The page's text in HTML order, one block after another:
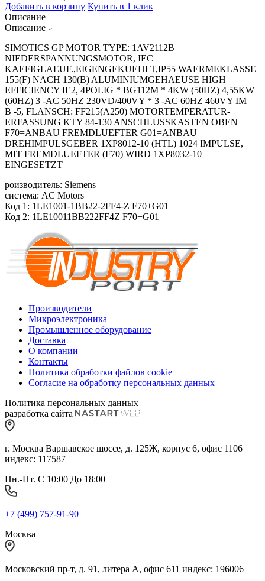
Добавить в корзину Купить в 1 клик
Описание
Описание
SIMOTICS GP MOTOR TYPE: 1AV2112B
NIEDERSPANNUNGSMOTOR, IEC
KAEFIGLAEUF.,EIGENGEKUEHLT,IP55 WAERMEKLASSE
155(F) NACH 130(B) ALUMINIUMGEHAEUSE HIGH
EFFICIENCY IE2, 4POLIG * BG112M * 4KW (50HZ) 4,55KW
(60HZ) 3 -AC 50HZ 230VD/400VY * 3 -AC 60HZ 460VY IM
B -5, FLANSCH: FF215(A250) MOTORTEMPERATUR-
ERFASSUNG KTY 84-130 ANSCHLUSSKASTEN OBEN
F70=ANBAU FREMDLUEFTER G01=ANBAU
DREHIMPULSGEBER 1XP8012-10 (HTL) 1024 IMPULSE,
MIT FREMDLUEFTER (F70) WIRD 1XP8032-10
EINGESETZT
роизводитель: Siemens
система: AC Motors
Код 1: 1LE1001-1BB22-2FF4-Z F70+G01
Код 2: 1LE10011BB222FF4Z F70+G01
Производители
Микроэлектроника
Промышленное оборудование
Доставка
О компании
Контакты
Политика обработки файлов cookie
Согласие на обработку персональных данных
Политика персональных данных
разработка сайта
г. Москва Варшавское шоссе, д. 125Ж, корпус 6, офис 1106
индекс: 117587
Пн.-Пт. С 10:00 До 18:00
+7 (499) 757-91-90
Москва
Московский пр-т, д. 91, литера А, офис 611 индекс: 196006